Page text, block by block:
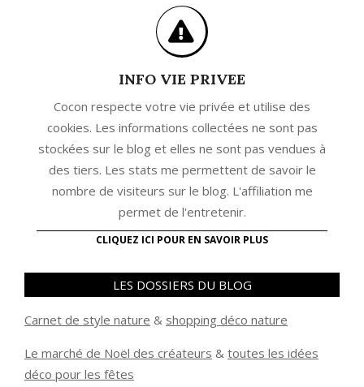
INFO VIE PRIVEE
Cocon respecte votre vie privée et utilise des
cookies. Les informations collectées ne sont pas
stockées sur le blog et elles ne sont pas vendues à
des tiers. Les stats me permettent de savoir le
nombre de visiteurs sur le blog. L'affiliation me
permet de l'entretenir.
CLIQUEZ ICI POUR EN SAVOIR PLUS
LES DOSSIERS DU BLOG
Carnet de style nature & shopping déco nature
Le marché de Noël des créateurs & toutes les idées
déco pour les fêtes